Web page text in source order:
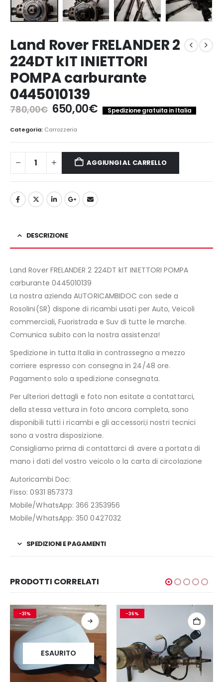
Land Rover FRELANDER 2
224DT kIT INIETTORI
POMPA carburante
0445010139
780,00€ Il
prezzo
originale
era:
780,00€.
650,00€Il
prezzo
è:
650,00€.
Spedizione gratuita in Italia
Categoria: Carrozzeria
AGGIUNGI AL CARRELLO
DESCRIZIONE
Land Rover FRELANDER 2 224DT kIT INIETTORI POMPA
carburante 0445010139
La nostra azienda AUTORICAMBIDOC con sede a
Rosolini(SR) dispone di ricambi usati per Auto, Veicoli
commerciali, Fuoristrada e Suv di tutte le marche.
Comunica subito con la nostra assistenza!
Spedizione in tutta Italia in contrassegno a mezzo
corriere espresso con consegna in 24/48 ore.
Pagamento solo a spedizione consegnata.
Per ulteriori dettagli e foto non esitate a contattarci,
della stessa vettura in foto ancora completa, sono
disponibili tutti i ricambi e gli accessori;i nostri tecnici
sono a vostra disposizione.
Consigliamo prima di contattarci di avere a portata di
mano i dati del vostro veicolo o la carta di circolazione
Autoricambi Doc:
Fisso: 0931 857373
Mobile/WhatsApp: 366 2353956
Mobile/WhatsApp: 350 0427032
SPEDIZIONI E PAGAMENTI
PRODOTTI CORRELATI
-31%
ESAURITO
-36%